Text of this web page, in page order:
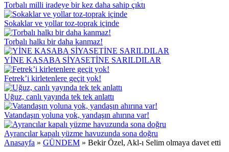
Torbalı milli iradeye bir kez daha sahip çıktı
Sokaklar ve yollar toz-toprak içinde
Torbalı halkı bir daha kanmaz!
YİNE KASABA SİYASETİNE SARILDILAR
Fetrek’i kirletenlere geçit yok!
Uğuz, canlı yayında tek tek anlattı
Vatandaşın yoluna yok, yandaşın ahırına var!
Ayrancılar kapalı yüzme havuzunda sona doğru
Anasayfa » GÜNDEM » Bekir Özel, Akl-ı Selim olmaya davet etti